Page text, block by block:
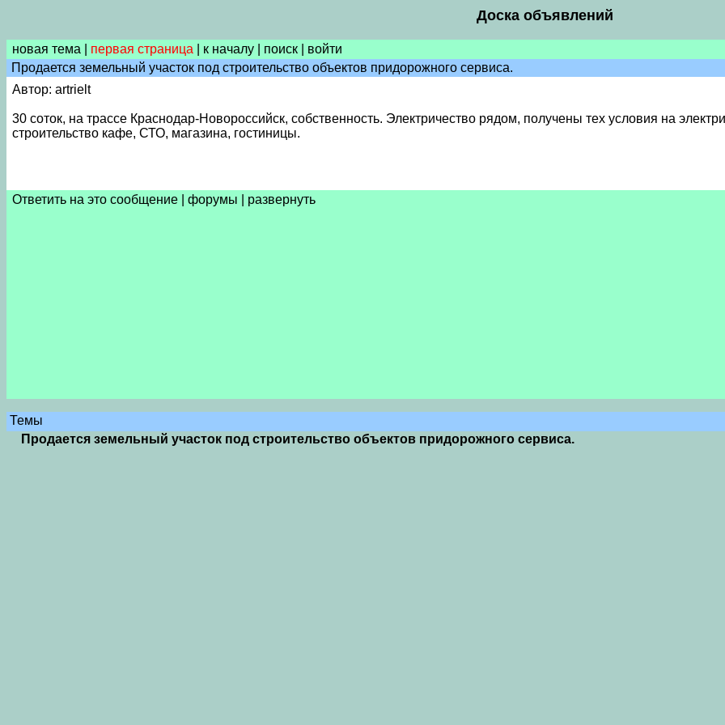
Доска объявлений
новая тема первая страница к началу поиск
войти
Продается земельный участок под строительство объектов придорожного сервиса.
Автор: artrielt
30 соток, на трассе Краснодар-Новороссийск, собственность. Электричество рядом, получены тех условия на
строительство кафе, СТО, магазина, гостиницы.
Ответить на это сообщение форумы развернуть
Темы
Продается земельный участок под строительство объектов придорожного сервиса.